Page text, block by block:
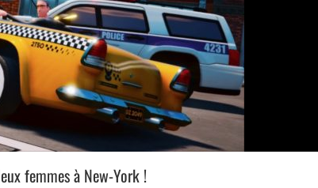
femmes à New-York !